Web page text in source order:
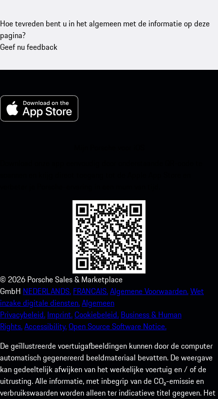
Hoe tevreden bent u in het algemeen met de informatie op deze
pagina?
Geef nu feedback
© 2026 Porsche Sales & Marketplace
GmbH NEDERLANDS. FRANCAIS.Algemene Voorwaarden.Wet
inzake digitale diensten.Algemeen
Privacybeleid. Imprint.Cookiebeleid. Business & Human
Rights.Accessibility.Open Source Software Notice.
De geïllustreerde voertuigafbeeldingen kunnen door de computer
automatisch gegenereerd beeldmateriaal bevatten. De weergave
kan gedeeltelijk afwijken van het werkelijke voertuig en / of de
uitrusting. Alle informatie, met inbegrip van de CO₂-emissie en
verbruikswaarden worden alleen ter indicatieve titel gegeven. Het